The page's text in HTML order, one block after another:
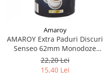
Amaroy
AMAROY Extra Paduri Discuri
Senseo 62mm Monodoze
20buc 140g
22,20 Lei
15,40 Lei